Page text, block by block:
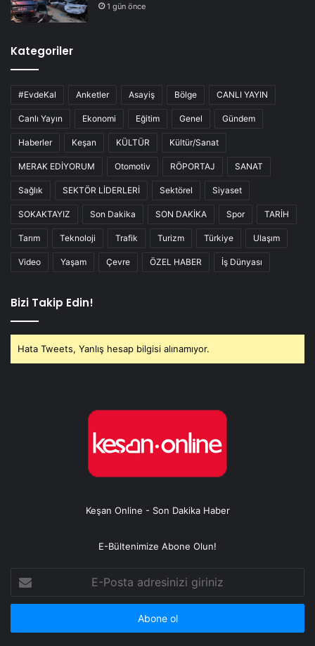
1 gün önce
Kategoriler
#EvdeKal Anketler Asayiş Bölge CANLI YAYIN
Canlı Yayın Ekonomi Eğitim Genel Gündem
Haberler Keşan KÜLTÜR Kültür/Sanat
MERAK EDİYORUM Otomotiv RÖPORTAJ SANAT
Sağlık SEKTÖR LİDERLERİ Sektörel Siyaset
SOKAKTAYIZ Son Dakika SON DAKİKA Spor TARİH
Tarım Teknoloji Trafik Turizm Türkiye Ulaşım
Video Yaşam Çevre ÖZEL HABER İş Dünyası
Bizi Takip Edin!
Hata Tweets, Yanlış hesap bilgisi alınamıyor.
Keşan Online - Son Dakika Haber
E-Bültenimize Abone Olun!
Posta
adresinizi